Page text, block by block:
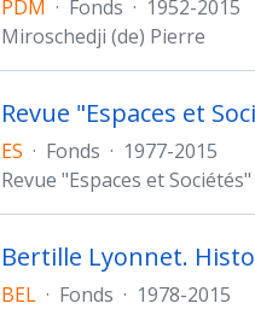
PDM · Fonds · 1952-2015
Miroschedji (de) Pierre
Revue "Espaces et
ES · Fonds · 1977-2015
Revue "Espaces et Sociétés"
Bertille Lyonnet.
BEL · Fonds · 1978-2015